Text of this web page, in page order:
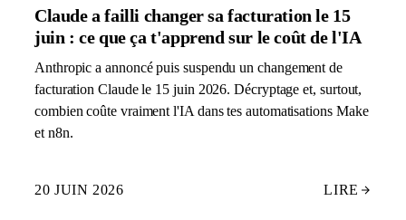
Claude a failli changer sa facturation le 15
juin : ce que ça t'apprend sur le coût de l'IA
Anthropic a annoncé puis suspendu un changement de
facturation Claude le 15 juin 2026. Décryptage et, surtout,
combien coûte vraiment l'IA dans tes automatisations Make
et n8n.
20 JUIN 2026 LIRE